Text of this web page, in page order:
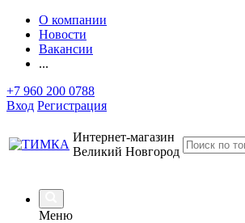
О компании
Новости
Вакансии
...
+7 960 200 0788
Вход Регистрация
Интернет-магазин
Великий Новгород
Меню